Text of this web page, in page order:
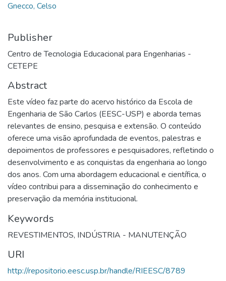
Gnecco, Celso
Publisher
Centro de Tecnologia Educacional para Engenharias -
CETEPE
Abstract
Este vídeo faz parte do acervo histórico da Escola de
Engenharia de São Carlos (EESC-USP) e aborda temas
relevantes de ensino, pesquisa e extensão. O conteúdo
oferece uma visão aprofundada de eventos, palestras e
depoimentos de professores e pesquisadores, refletindo o
desenvolvimento e as conquistas da engenharia ao longo
dos anos. Com uma abordagem educacional e científica, o
vídeo contribui para a disseminação do conhecimento e
preservação da memória institucional.
Keywords
REVESTIMENTOS, INDÚSTRIA - MANUTENÇÃO
URI
http://repositorio.eesc.usp.br/handle/RIEESC/8789